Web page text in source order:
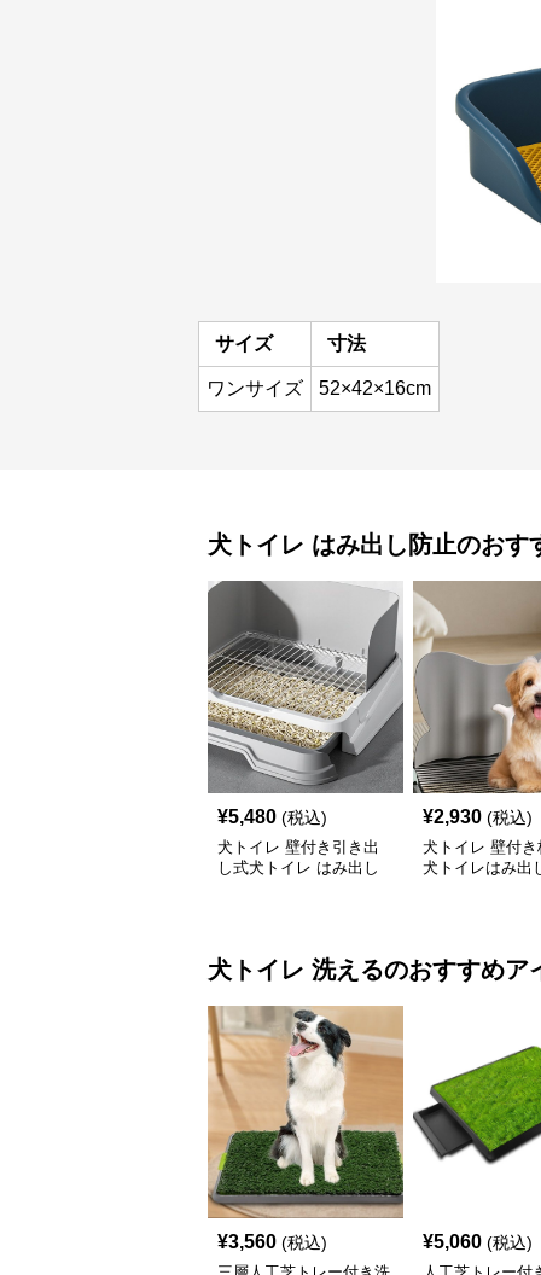
サイズ 寸法
ワンサイズ 52×42×16cm
犬トイレ はみ出し防止のおす
¥5,480 (税込)
犬トイレ 壁付き引き出
し式犬トイレ はみ出し
¥2,930 (税込)
犬トイレ 壁付き
犬トイレはみ出
犬トイレ 洗えるのおすすめア
¥3,560 (税込) ¥5,060 (税込)